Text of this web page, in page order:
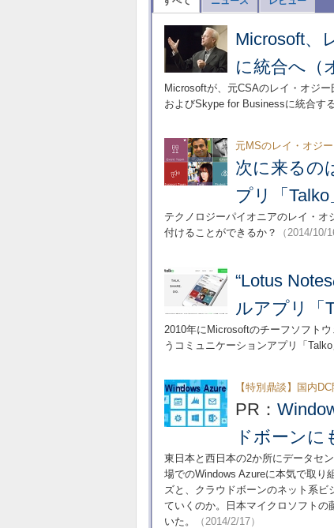
Microsoft、
に統合へ（
Microsoftが、元CSAのレイ・オジ
およびSkype for Businessに統合す
元MSのレイ・オジ
次に来るの
プリ「
テクノロジーパイオニアのレイ・オ
付けることができるか？
（2014/10/
“Lotus
ルアプリ「
2010年にMicrosoftのチーフソフト
うコミュニケーションアプリ「
【特別鼎談】国内
PR：
ドボーンに
東日本と西日本の2か所にデータセ
場でのWindows Azureに本気で取り
ズと、クラウドボーンのネット系ビ
ていくのか。日本マイクロソフト
いた。
（2014/2/17）